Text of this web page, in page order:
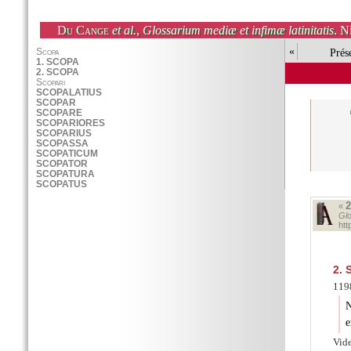
Du Cange et al., Glossarium mediæ et infimæ latinitatis.
«
«
2.